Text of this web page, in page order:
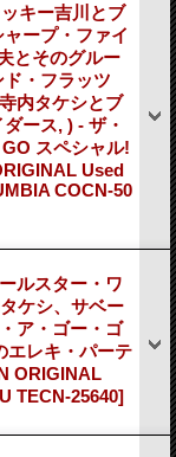
キー吉川とブ
ープ・ファイ
とそのグルー
・フラッツ
内タケシとブ
ース, ) - ザ・
スペシャル!
Used
COCN-50
ルスター・ワ
ケシ、サベー
ア・ゴー・ゴ
エレキ・パーテ
ORIGINAL
TECN-25640]